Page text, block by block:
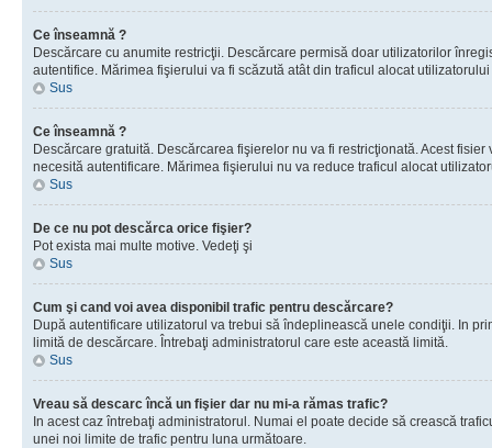
Ce înseamnă ?
Descărcare cu anumite restricţii. Descărcare permisă doar utilizatorilor
autentifice. Mărimea fişierului va fi scăzută atât din traficul alocat
Sus
Ce înseamnă ?
Descărcare gratuită. Descărcarea fişierelor nu va fi restricţionată. Acest
necesită autentificare. Mărimea fişierului nu va reduce traficul alocat
Sus
De ce nu pot descărca orice fişier?
Pot exista mai multe motive. Vedeţi şi
Sus
Cum şi cand voi avea disponibil trafic pentru descărcare?
După autentificare utilizatorul va trebui să îndeplinească unele condiţii. In
limită de descărcare. Întrebaţi administratorul care este această limită.
Sus
Vreau să descarc încă un fişier dar nu mi-a rămas trafic?
In acest caz întrebaţi administratorul. Numai el poate decide să crească
unei noi limite de trafic pentru luna următoare.